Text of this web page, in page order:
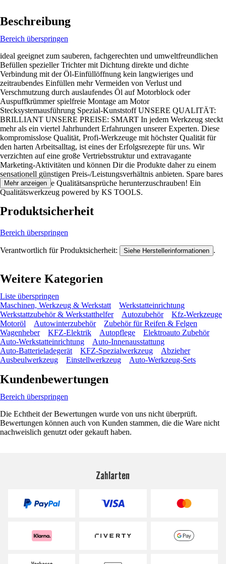
Beschreibung
Bereich überspringen
ideal geeignet zum sauberen, fachgerechten und umweltfreundlichen
Befüllen spezieller Trichter mit Dichtung direkte und dichte
Verbindung mit der Öl-Einfüllöffnung kein langwieriges und
zeitraubendes Einfüllen mehr Vermeiden von Verlust und
Verschmutzung durch auslaufendes Öl auf Motorblock oder
Auspuffkrümmer spielfreie Montage am Motor
Stecksystemausführung Spezial-Kunststoff UNSERE QUALITÄT:
BRILLIANT UNSERE PREISE: SMART In jedem Werkzeug steckt
mehr als ein viertel Jahrhundert Erfahrungen unserer Experten. Diese
kompromisslose Qualität, Profi-Werkzeuge mit höchster Qualität für
den harten Arbeitsalltag, ist eines der Erfolgsrezepte für uns. Wir
verzichten auf eine große Vertriebsstruktur und extravagante
Marketing-Aktivitäten und können Dir die Produkte daher zu einem
sensationell günstigen Preis-/Leistungsverhältnis anbieten. Spare bares
Geld ohne Deine Qualitätsansprüche herunterzuschrauben! Ein
Qualitätswerkzeug powered by KS TOOLS.
Mehr anzeigen
Produktsicherheit
Bereich überspringen
Verantwortlich für Produktsicherheit: Siehe Herstellerinformationen .
Weitere Kategorien
Liste überspringen
Maschinen, Werkzeug & Werkstatt
Werkstatteinrichtung
Werkstattzubehör & Werkstatthelfer
Autozubehör
Kfz-Werkzeuge
Motoröl
Autowinterzubehör
Zubehör für Reifen & Felgen
Wagenheber
KFZ-Elektrik Autopflege
Elektroauto Zubehör
Auto-Werkstatteinrichtung
Auto-Innenausstattung
Auto-Batterieladegerät
KFZ-Spezialwerkzeug
Abzieher
Ausbeulwerkzeug
Einstellwerkzeug Auto-Werkzeug-Sets
Kundenbewertungen
Bereich überspringen
Die Echtheit der Bewertungen wurde von uns nicht überprüft.
Bewertungen können auch von Kunden stammen, die die Ware nicht
nachweislich genutzt oder gekauft haben.
Zahlarten